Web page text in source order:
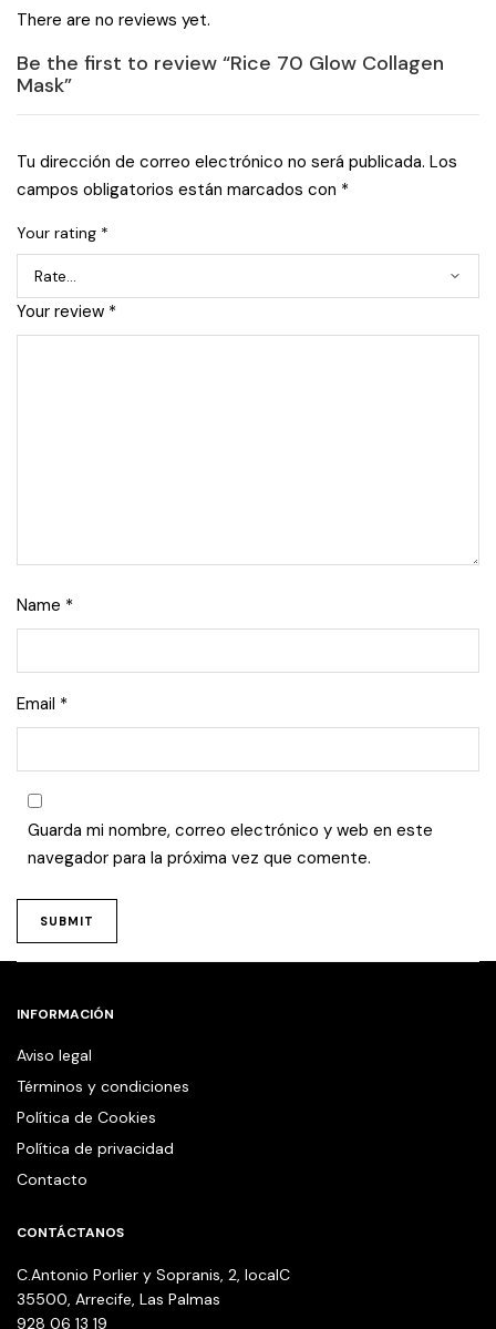
There are no reviews yet.
Be the first to review “Rice 70 Glow Collagen
Mask”
Tu dirección de correo electrónico no será publicada. Los
campos obligatorios están marcados con *
Your rating *
Your review *
Name *
Email *
Guarda mi nombre, correo electrónico y web en este
navegador para la próxima vez que comente.
INFORMACIÓN
Aviso legal
Términos y condiciones
Política de Cookies
Política de privacidad
Contacto
CONTÁCTANOS
C.Antonio Porlier y Sopranis, 2, localC
35500, Arrecife, Las Palmas
928 06 13 19